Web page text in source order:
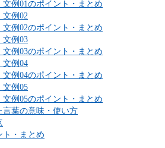
例01のポイント・まとめ
文例02
例02のポイント・まとめ
文例03
例03のポイント・まとめ
文例04
例04のポイント・まとめ
文例05
例05のポイント・まとめ
言葉の意味・使い方
ト・まとめ